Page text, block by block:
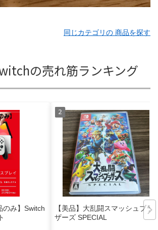
同じカテゴリの 商品を探す
の売れ筋ランキング
のみ】Switch
【美品】大乱闘スマッシュブラ
ザーズ SPECIAL